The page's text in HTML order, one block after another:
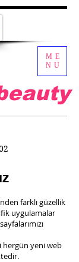
ME
NU
farklı güzellik
uygulamalar
yeni web